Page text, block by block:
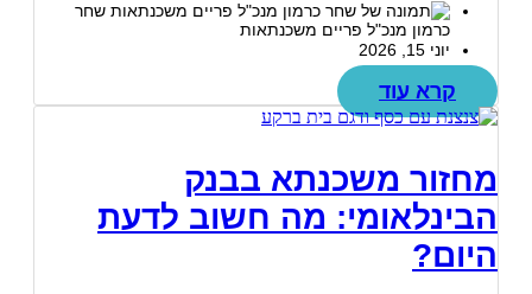
שחר
כרמון מנכ"ל פריים משכנתאות
יוני 15, 2026
קרא עוד
מחזור משכנתא בבנק
הבינלאומי: מה חשוב לדעת
היום?